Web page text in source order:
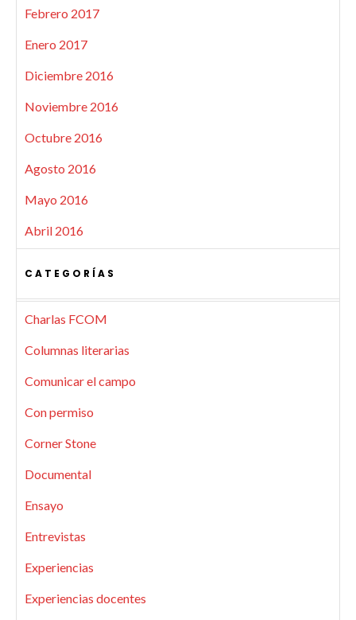
Febrero 2017
Enero 2017
Diciembre 2016
Noviembre 2016
Octubre 2016
Agosto 2016
Mayo 2016
Abril 2016
CATEGORÍAS
Charlas FCOM
Columnas literarias
Comunicar el campo
Con permiso
Corner Stone
Documental
Ensayo
Entrevistas
Experiencias
Experiencias docentes